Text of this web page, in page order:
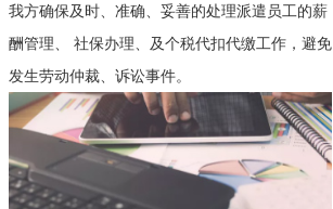
我方确保及时、准确、妥善的处理派遣员工的薪
酬管理、 社保办理、及个税代扣代缴工作，避免
发生劳动仲裁、诉讼事件。